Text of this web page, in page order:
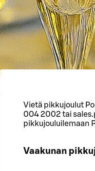
Vietä pikkujoulut
004 2002 tai
pikkujouluilemaan
Vaakunan